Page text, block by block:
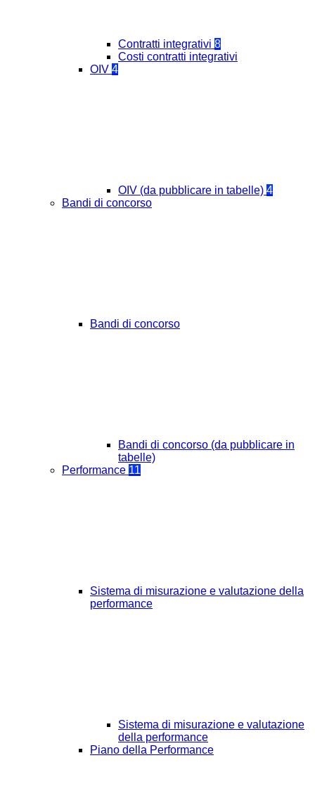
Contratti integrativi 8
Costi contratti integrativi
OIV 4
OIV (da pubblicare in tabelle) 4
Bandi di concorso
Bandi di concorso
Bandi di concorso (da pubblicare in
tabelle)
Performance 11
Sistema di misurazione e valutazione della
performance
Sistema di misurazione e valutazione
della performance
Piano della Performance